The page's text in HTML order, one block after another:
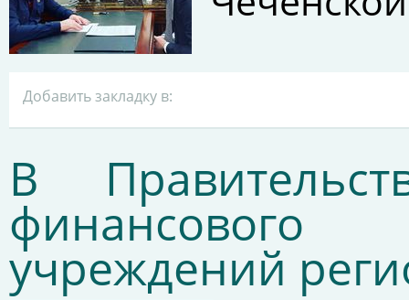
Добавить закладку в:
В
финансового
учреждений